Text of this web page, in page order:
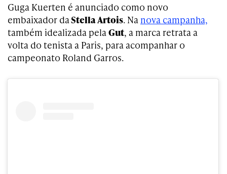
Guga Kuerten é anunciado como novo
embaixador daStella Artois. Na nova campanha,
também idealizada pelaGut, a marca retrata a
volta do tenista a Paris, para acompanhar o
campeonato Roland Garros.